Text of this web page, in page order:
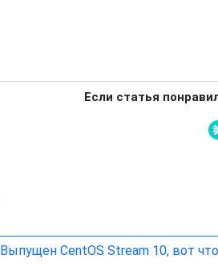
Если статья
Выпущен CentOS Stream 10, вот